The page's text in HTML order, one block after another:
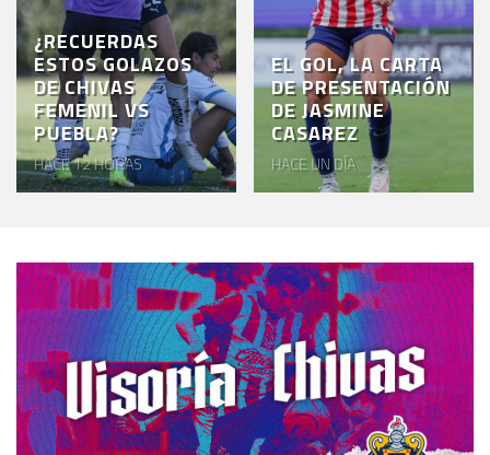
¿RECUERDAS
ESTOS GOLAZOS
DE CHIVAS
FEMENIL VS
PUEBLA?
HACE 12 HORAS
EL GOL, LA CARTA
DE PRESENTACIÓN
DE JASMINE
CASAREZ
HACE UN DÍA